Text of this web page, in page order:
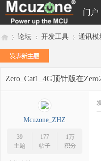
门户
»
论坛
›
开发工具
›
通讯模
Zero_Cat1_4G顶针版在
Mcuzone_ZHZ
39
主题
177
帖子
1万
积分